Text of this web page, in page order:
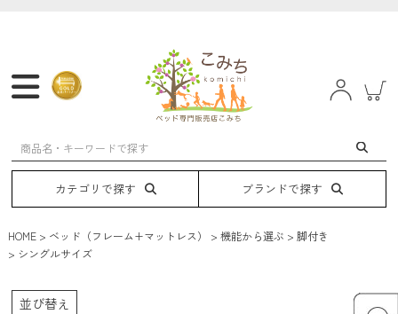
マットレス フレーム ベッド 電動ベッド
カテゴリで探す ブランドで探す
HOME ベッド（フレーム+マットレス） 機能から選ぶ
脚付き
シングルサイズ
並び替え